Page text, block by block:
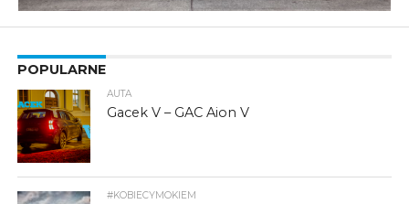
POPULARNE
AUTA
Gacek V – GAC Aion V
#KOBIECYMOKIEM